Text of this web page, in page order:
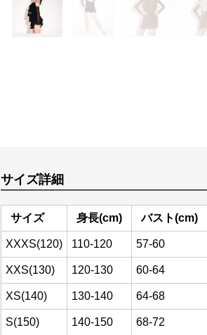
サイズ詳細
サイズ 身長(cm) バスト(cm)
XXXS(120) 110-120 57-60
XXS(130) 120-130 60-64
XS(140) 130-140 64-68
S(150) 140-150 68-72